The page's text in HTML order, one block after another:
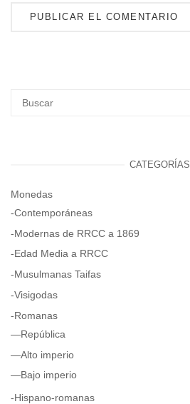
CATEGORÍAS
Monedas
-Contemporáneas
-Modernas de RRCC a 1869
-Edad Media a RRCC
-Musulmanas Taifas
-Visigodas
-Romanas
—República
—Alto imperio
—Bajo imperio
-Hispano-romanas